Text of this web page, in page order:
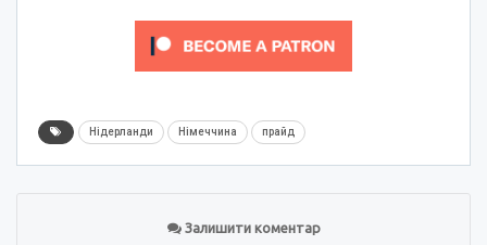
Нідерланди Німеччина прайд
Залишити коментар